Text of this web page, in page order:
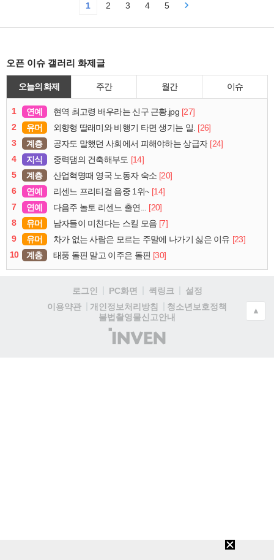
1 2 3 4 5
오픈 이슈 갤러리 화제글
오늘의 화제 주간 월간 이슈
1 연예 현역 최고령 배우라는 신구 근황.jpg [27]
2
유머 외향형 딸래미와 비행기 타면 생기는 일. [26]
3
계층 공자도 말했던 사회에서 피해야하는 상급자 [24]
4
지식 중력댐의 건축해부도 [14]
5
계층 산업혁명때 영국 노동자 숙소 [20]
6
연예 리센느 프리티걸 음중 1위~ [14]
7
연예 다음주 놀토 리센느 출연... [20]
8
유머 남자들이 미친다는 스킬 모음 [7]
9
유머 차가 없는 사람은 모르는 주말에 나가기 싫은 이유 [23]
10
계층 태풍 돌핀 말고 이주은 돌핀 [30]
로그인 PC화면 퀵링크
설정
이용약관
개인정보처리방침
청소년보호정책
불법촬영물신고안내
(주)
인
▲